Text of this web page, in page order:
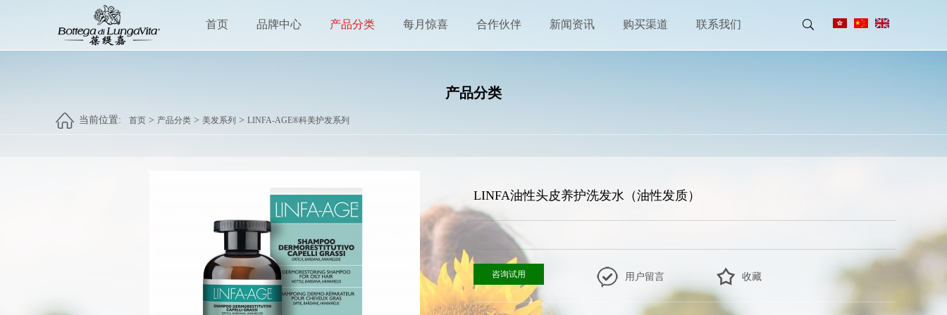
首页 品牌中心 产品分类 每月惊喜 合作伙伴 新闻资讯 购买渠道 联系我们
产品分类
当前位置: 首页 > 产品分类 > 美发系列 > LINFA-AGE®科美护发系列
LINFA油性头皮养护洗发水（油性发质）
咨询试用 用户留言 收藏